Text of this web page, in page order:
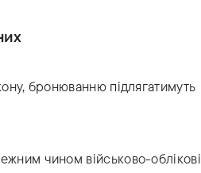
бронюванню підлягатимуть
чином військово-облікові